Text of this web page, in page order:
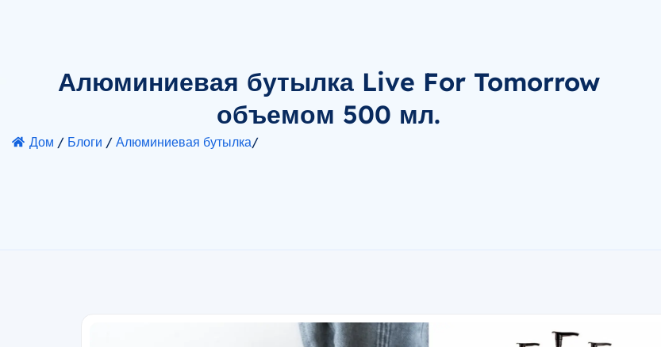
Алюминиевая бутылка Live For Tomorrow
объемом 500 мл.
Дом / Блоги / Алюминиевая бутылка/